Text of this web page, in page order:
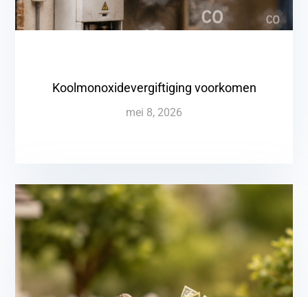
Koolmonoxidevergiftiging voorkomen
mei 8, 2026